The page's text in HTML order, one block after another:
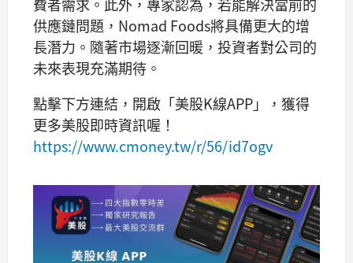
供應鏈問題，Nomad Foods將具備更大的增
長潛力。隨著市場逐漸回暖，投資者對公司的
未來表現充滿期待。
點擊下方連結，開啟「美股K線APP」，獲得
更多美股即時資訊喔！
https://www.cmoney.tw/r/56/id7ogv